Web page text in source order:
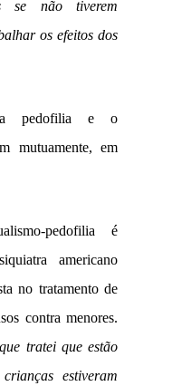
se não tiverem
os efeitos dos
a pedofilia e o
mutuamente, em
pedofilia é
americano
no tratamento de
contra menores.
tratei que estão
estiveram